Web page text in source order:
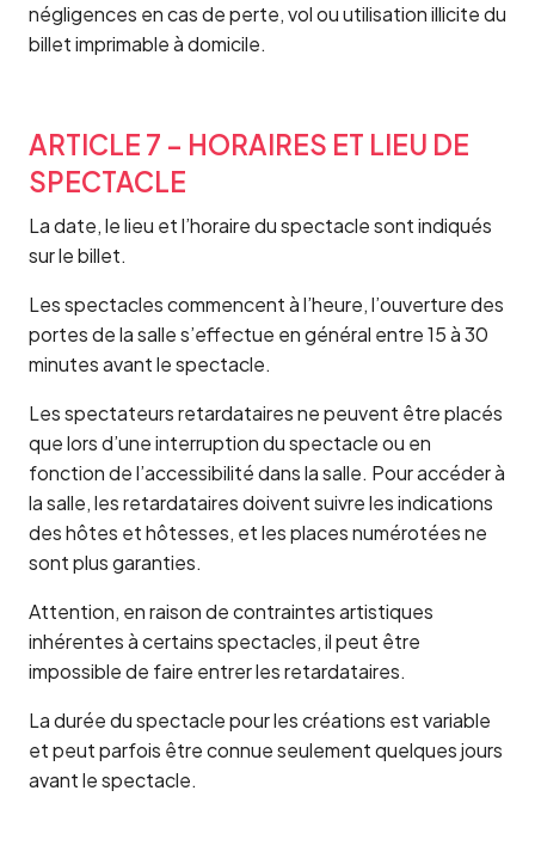
négligences en cas de perte, vol ou utilisation illicite du
billet imprimable à domicile.
ARTICLE 7 – HORAIRES ET LIEU DE
SPECTACLE
La date, le lieu et l’horaire du spectacle sont indiqués
sur le billet.
Les spectacles commencent à l’heure, l’ouverture des
portes de la salle s’effectue en général entre 15 à 30
minutes avant le spectacle.
Les spectateurs retardataires ne peuvent être placés
que lors d’une interruption du spectacle ou en
fonction de l’accessibilité dans la salle. Pour accéder à
la salle, les retardataires doivent suivre les indications
des hôtes et hôtesses, et les places numérotées ne
sont plus garanties.
Attention, en raison de contraintes artistiques
inhérentes à certains spectacles, il peut être
impossible de faire entrer les retardataires.
La durée du spectacle pour les créations est variable
et peut parfois être connue seulement quelques jours
avant le spectacle.